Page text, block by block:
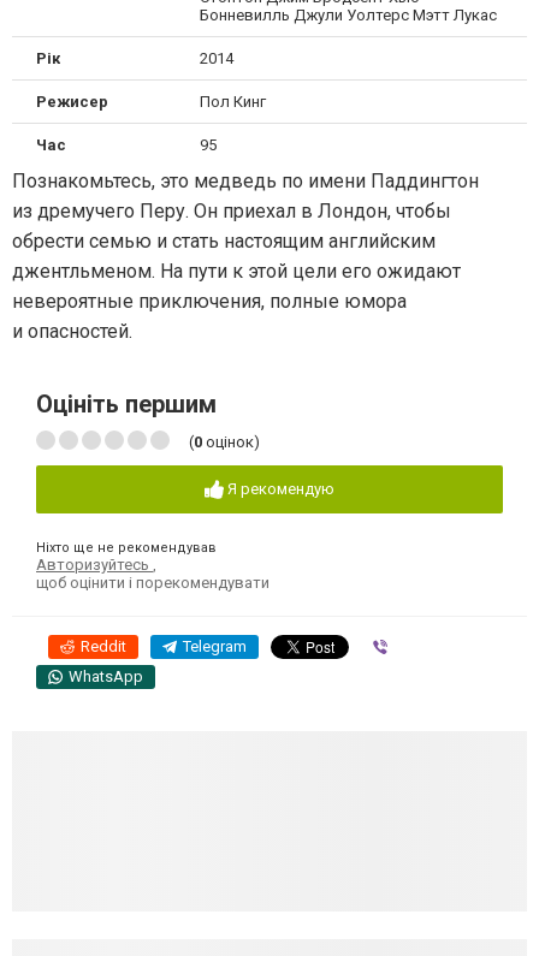
Бонневилль Джули Уолтерс Мэтт Лукас
Рік 2014
Режисер Пол Кинг
Час 95
Познакомьтесь, это медведь по имени Паддингтон
из дремучего Перу. Он приехал в Лондон, чтобы
обрести семью и стать настоящим английским
джентльменом. На пути к этой цели его ожидают
невероятные приключения, полные юмора
и опасностей.
Оцініть першим
(0 оцінок)
Я рекомендую
Ніхто ще не рекомендував
Авторизуйтесь ,
щоб оцінити і порекомендувати
Reddit Telegram
WhatsApp